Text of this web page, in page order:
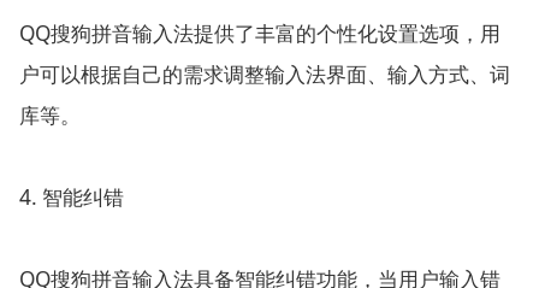
QQ搜狗拼音输入法提供了丰富的个性化设置选项，用
户可以根据自己的需求调整输入法界面、输入方式、词
库等。
4. 智能纠错
QQ搜狗拼音输入法具备智能纠错功能，当用户输入错